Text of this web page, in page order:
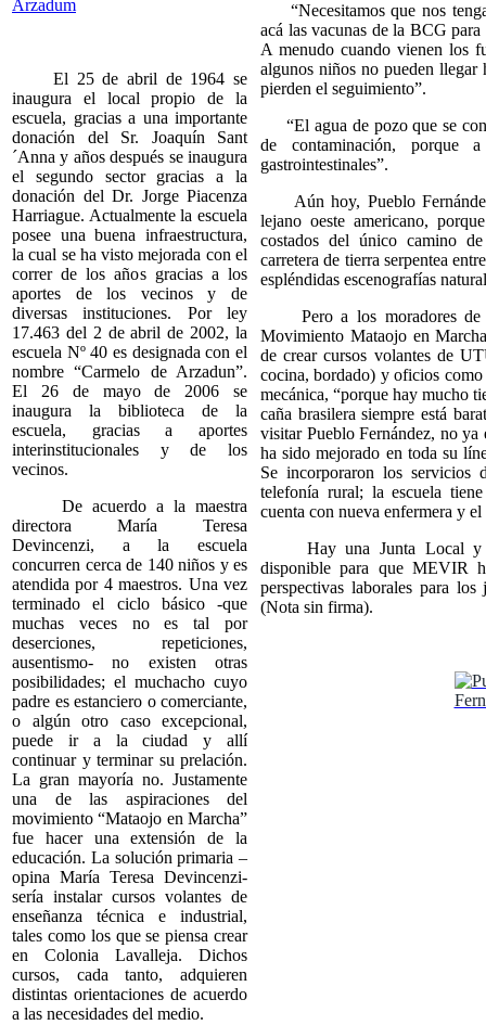
El 25 de abril de 1964 se
inaugura el local propio de la
escuela, gracias a una importante
donación del Sr. Joaquín Sant
´Anna y años después se inaugura
el segundo sector gracias a la
donación del Dr. Jorge Piacenza
Harriague. Actualmente la escuela
posee una buena infraestructura,
la cual se ha visto mejorada con el
correr de los años gracias a los
aportes de los vecinos y de
diversas instituciones. Por ley
17.463 del 2 de abril de 2002, la
escuela Nº 40 es designada con el
nombre “Carmelo de Arzadun”.
El 26 de mayo de 2006 se
inaugura la biblioteca de la
escuela, gracias a aportes
interinstitucionales y de los
vecinos.
De acuerdo a la maestra
directora María Teresa
Devincenzi, a la escuela
concurren cerca de 140 niños y es
atendida por 4 maestros. Una vez
terminado el ciclo básico -que
muchas veces no es tal por
deserciones, repeticiones,
ausentismo- no existen otras
posibilidades; el muchacho cuyo
padre es estanciero o comerciante,
o algún otro caso excepcional,
puede ir a la ciudad y allí
continuar y terminar su prelación.
La gran mayoría no. Justamente
una de las aspiraciones del
movimiento “Mataojo en Marcha”
fue hacer una extensión de la
educación. La solución primaria –
opina María Teresa Devincenzi-
sería instalar cursos volantes de
enseñanza técnica e industrial,
tales como los que se piensa crear
en Colonia Lavalleja. Dichos
cursos, cada tanto, adquieren
distintas orientaciones de acuerdo
a las necesidades del medio.
“Necesitamos que nos
acá las vacunas de la BCG
A menudo cuando vienen los
algunos niños no pueden llegar
pierden el seguimiento”.
“El agua de pozo que se
de contaminación, porque
gastrointestinales”.
Aún hoy, Pueblo
lejano oeste americano,
costados del único camino
carretera de tierra serpentea
espléndidas escenografías
Pero a los moradores de
Movimiento Mataojo en
de crear cursos volantes de
cocina, bordado) y oficios
mecánica, “porque hay mucho
caña brasilera siempre está
visitar Pueblo Fernández, no
ha sido mejorado en toda su
Se incorporaron los servicios
telefonía rural; la escuela
cuenta con nueva enfermera y
Hay una Junta Local y
disponible para que MEVIR
perspectivas laborales para
(Nota sin firma).